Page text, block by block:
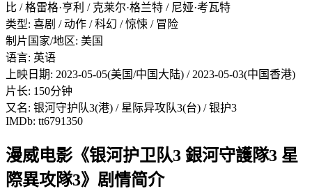
比 / 格雷格·亨利 / 克莱尔·格兰特 / 尼娅·考瓦特
类型: 喜剧 / 动作 / 科幻 / 惊悚 / 冒险
制片国家/地区: 美国
语言: 英语
上映日期: 2023-05-05(美国/中国大陆) / 2023-05-03(中国香港)
片长: 150分钟
又名: 银河守护队3(港) / 星际异攻队3(台) / 银护3
IMDb: tt6791350
漫威电影《银河护卫队3 銀河守護隊3 星
際異攻隊3》剧情简介